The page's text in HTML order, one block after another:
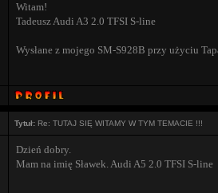
Witam!
Tadeusz Audi A3 2.0 TFSI S-line
Wysłane z mojego SM-S928B przy użyciu
Tytuł: Re: TUTAJ SIĘ WITAMY W TYM TEMACIE !!!
Dzień dobry.
Mam na imię Sławek. Audi A5 2.0 TFSI S-line